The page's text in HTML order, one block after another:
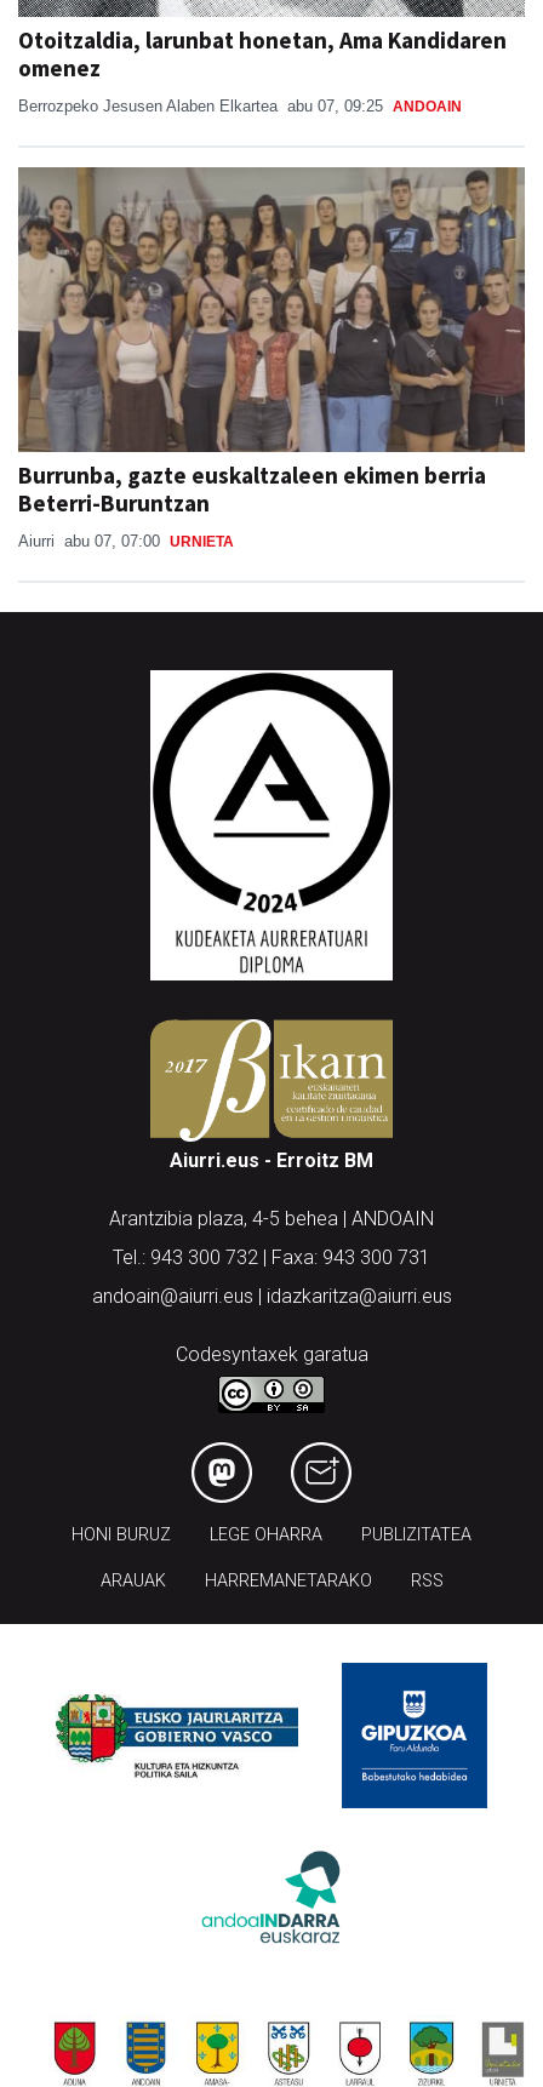
Otoitzaldia, larunbat honetan, Ama Kandidaren
omenez
Berrozpeko Jesusen Alaben Elkartea abu 07, 09:25 ANDOAIN
Burrunba, gazte euskaltzaleen ekimen berria
Beterri-Buruntzan
Aiurri abu 07, 07:00 URNIETA
Aiurri.eus - Erroitz BM
Arantzibia plaza, 4-5 behea | ANDOAIN
Tel.: 943 300 732 | Faxa: 943 300 731
andoain@aiurri.eus | idazkaritza@aiurri.eus
Codesyntaxek garatua
HONI BURUZ LEGE OHARRA PUBLIZITATEA
ARAUAK HARREMANETARAKO RSS